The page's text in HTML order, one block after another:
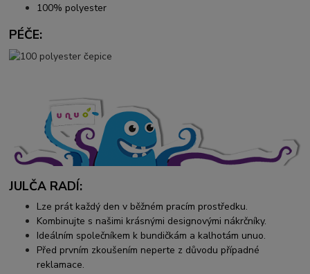
100% polyester
PÉČE:
JULČA RADÍ:
Lze prát každý den v běžném pracím prostředku.
Kombinujte s našimi krásnými designovými nákrčníky.
Ideálním společníkem k bundičkám a kalhotám unuo.
Před prvním zkoušením neperte z důvodu případné
reklamace.